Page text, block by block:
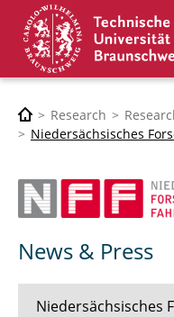
Research
Niedersächsisches
News & Press
Niedersächsisches